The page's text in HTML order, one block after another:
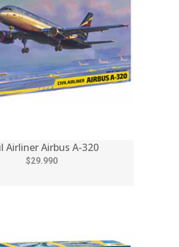
Airliner Airbus A-320
$29.990